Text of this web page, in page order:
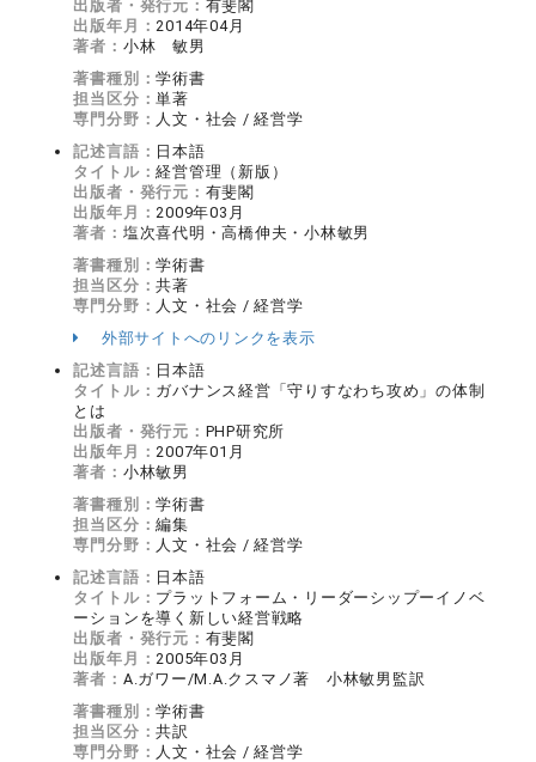
出版者・発行元： 有斐閣
出版年月： 2014年04月
著者： 小林 敏男
著書種別：学術書
担当区分：単著
専門分野： 人文・社会 / 経営学
記述言語： 日本語
タイトル：経営管理（新版）
出版者・発行元： 有斐閣
出版年月： 2009年03月
著者： 塩次喜代明・高橋伸夫・小林敏男
著書種別：学術書
担当区分：共著
専門分野： 人文・社会 / 経営学
外部サイトへのリンクを表示
記述言語： 日本語
タイトル： ガバナンス経営「守りすなわち攻め」の体制
とは
出版者・発行元： PHP研究所
出版年月： 2007年01月
著者： 小林敏男
著書種別：学術書
担当区分：編集
専門分野： 人文・社会 / 経営学
記述言語： 日本語
タイトル： プラットフォーム・リーダーシップーイノベ
ーションを導く新しい経営戦略
出版者・発行元： 有斐閣
出版年月： 2005年03月
著者： A.ガワー/M.A.クスマノ著 小林敏男監訳
著書種別：学術書
担当区分：共訳
専門分野： 人文・社会 / 経営学